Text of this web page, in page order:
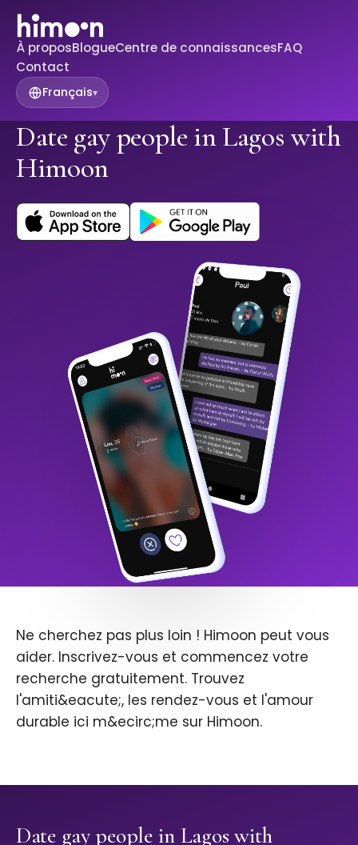
À proposBlogueCentre de connaissancesFAQ
Contact
Français▾
Date gay people in Lagos with
Himoon
Ne cherchez pas plus loin ! Himoon peut vous
aider. Inscrivez-vous et commencez votre
recherche gratuitement. Trouvez
l'amiti&eacute;, les rendez-vous et l'amour
durable ici m&ecirc;me sur Himoon.
Date gay people in Lagos with